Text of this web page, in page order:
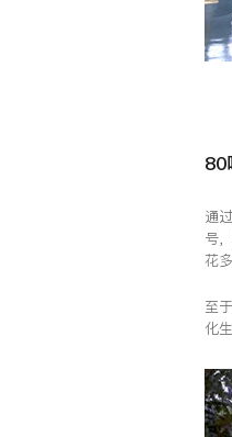
80
通
号
花
至
化